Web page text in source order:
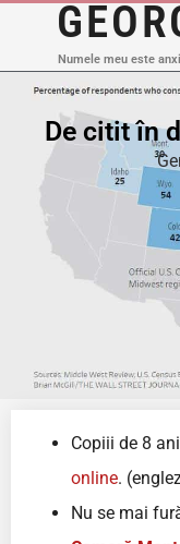
Numele meu este
De citit în
Copiii de 8
online.
Nu se mai